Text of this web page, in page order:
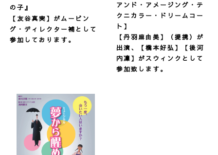
の子』
【友谷真実】がムービン
グ・ディレクター補として
参加しております。
アンド・アメージング・テ
クニカラー・ドリームコー
ト】
【丹羽麻由美】（提携）が
出演、【橋本好弘】【後河
内凜】がスウィンクとして
参加致します。